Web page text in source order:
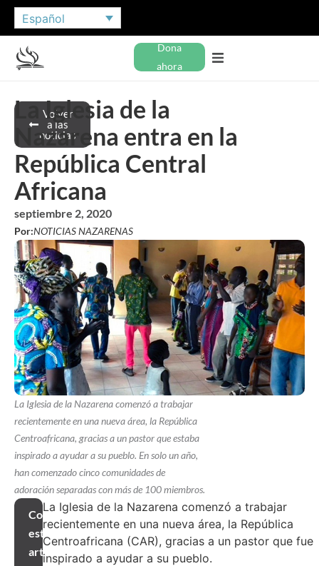
Español
Dona
ahora
Volver
a las
noticias
La Iglesia de la
Nazarena entra en la
República Central
Africana
septiembre 2, 2020
Por:NOTICIAS NAZARENAS
La Iglesia de la Nazarena comenzó a trabajar
recientemente en una nueva área, la República
Centroafricana, gracias a un pastor que estaba
inspirado a ayudar a su pueblo. En solo un año,
han comenzado cinco comunidades de
adoración separadas con más de 100 miembros.
Compartir
este
artículo
La Iglesia de la Nazarena comenzó a trabajar
recientemente en una nueva área, la República
Centroafricana (CAR), gracias a un pastor que fue
inspirado a ayudar a su pueblo.